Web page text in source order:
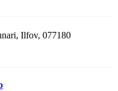
Ilfov, 077180